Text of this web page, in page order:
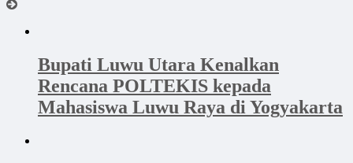
Bupati Luwu Utara Kenalkan
Rencana POLTEKIS kepada
Mahasiswa Luwu Raya di Yogyakarta